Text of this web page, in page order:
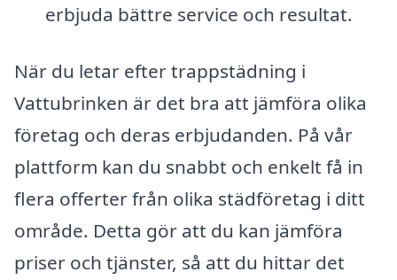
erbjuda bättre service och resultat.
När du letar efter trappstädning i
Vattubrinken är det bra att jämföra olika
företag och deras erbjudanden. På vår
plattform kan du snabbt och enkelt få in
flera offerter från olika städföretag i ditt
område. Detta gör att du kan jämföra
priser och tjänster, så att du hittar det